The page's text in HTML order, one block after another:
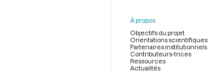
À propos
Objectifs du projet
Orientations scientifiques
Partenaires institutionnels
Contributeurs-trices
Ressources
Actualités